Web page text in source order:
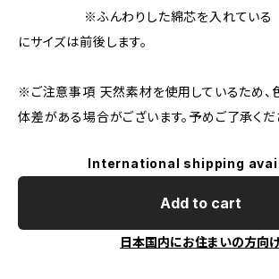
※ふんわりした綿芯を入
にサイズは前後します。
※ご注意事項 天然素材を使用しているため、
体差がある場合がございます。予めご了承くだ
International shipping
Add to cart
日本国内にお住まいの方向